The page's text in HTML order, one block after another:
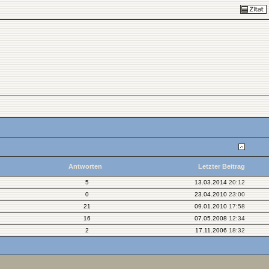
Antworten Letzter Beitrag
5 13.03.2014 20:12
0 23.04.2010 23:00
21 09.01.2010 17:58
16 07.05.2008 12:34
2 17.11.2006 18:32